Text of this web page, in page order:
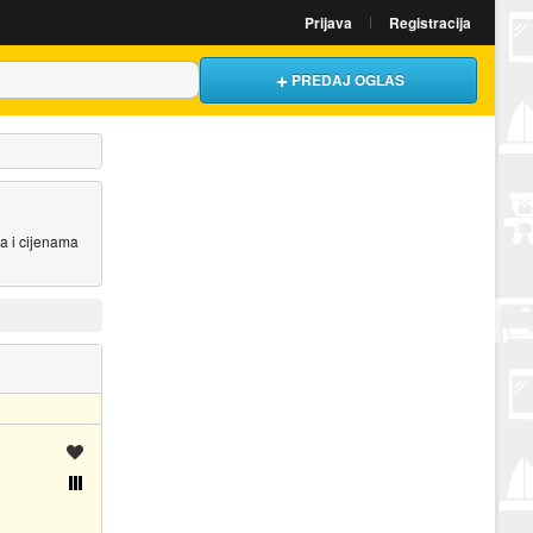
Prijava Registracija
PREDAJ OGLAS
i cijenama